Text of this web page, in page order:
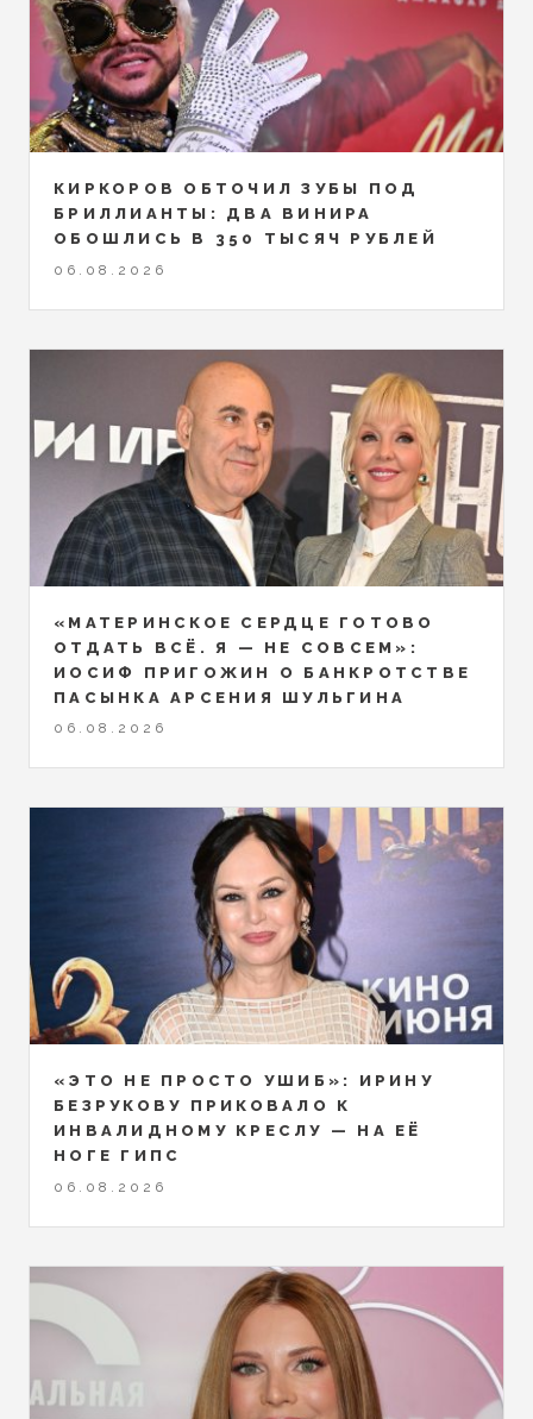
КИРКОРОВ ОБТОЧИЛ ЗУБЫ ПОД
БРИЛЛИАНТЫ: ДВА ВИНИРА
ОБОШЛИСЬ В 350 ТЫСЯЧ РУБЛЕЙ
06.08.2026
«МАТЕРИНСКОЕ СЕРДЦЕ ГОТОВО
ОТДАТЬ ВСЁ. Я — НЕ СОВСЕМ»:
ИОСИФ ПРИГОЖИН О БАНКРОТСТВЕ
ПАСЫНКА АРСЕНИЯ ШУЛЬГИНА
06.08.2026
«ЭТО НЕ ПРОСТО УШИБ»: ИРИНУ
БЕЗРУКОВУ ПРИКОВАЛО К
ИНВАЛИДНОМУ КРЕСЛУ — НА ЕЁ
НОГЕ ГИПС
06.08.2026